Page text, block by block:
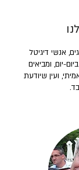
אנשי דיגיטל
יום, ומביאים
ועין שיודעת